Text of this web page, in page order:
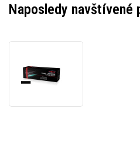
Naposledy navštívené
pro